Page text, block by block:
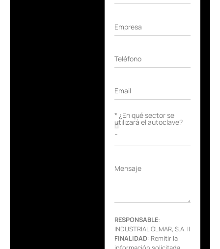
Empresa
Teléfono
Email
* ¿En qué sector se
utilizará el autoclave?
Mensaje
RESPONSABLE:
INDUSTRIAL OLMAR, S.A. ||
FINALIDAD: Remitir la